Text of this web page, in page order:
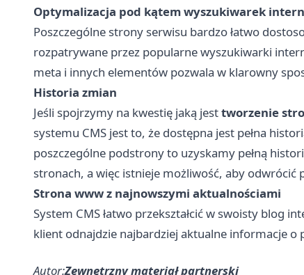
Optymalizacja pod kątem wyszukiwarek
Poszczególne strony serwisu bardzo łatwo
rozpatrywane przez popularne wyszukiwarki
meta i innych elementów pozwala w klarowny
Historia zmian
Jeśli spojrzymy na kwestię jaką jesttworzenie
systemu CMS jest to, że dostępna jest pełna
poszczególne podstrony to uzyskamy pełną
stronach, a więc istnieje możliwość, aby odwrócić
Strona www z najnowszymi aktualnościami
System CMS łatwo przekształcić w swoisty blog
klient odnajdzie najbardziej aktualne informacje o
Autor:Zewnętrzny materiał partnerski